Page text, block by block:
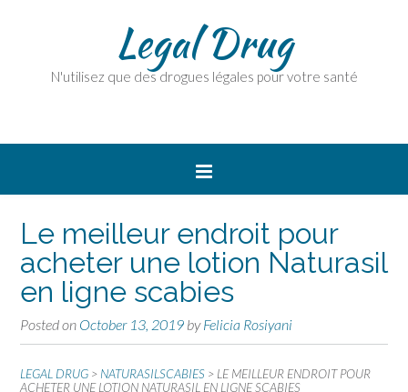
Legal Drug
N'utilisez que des drogues légales pour votre santé
Le meilleur endroit pour
acheter une lotion Naturasil
en ligne scabies
Posted on October 13, 2019 byFelicia Rosiyani
LEGAL DRUG > NATURASILSCABIES > LE MEILLEUR ENDROIT POUR
ACHETER UNE LOTION NATURASIL EN LIGNE SCABIES